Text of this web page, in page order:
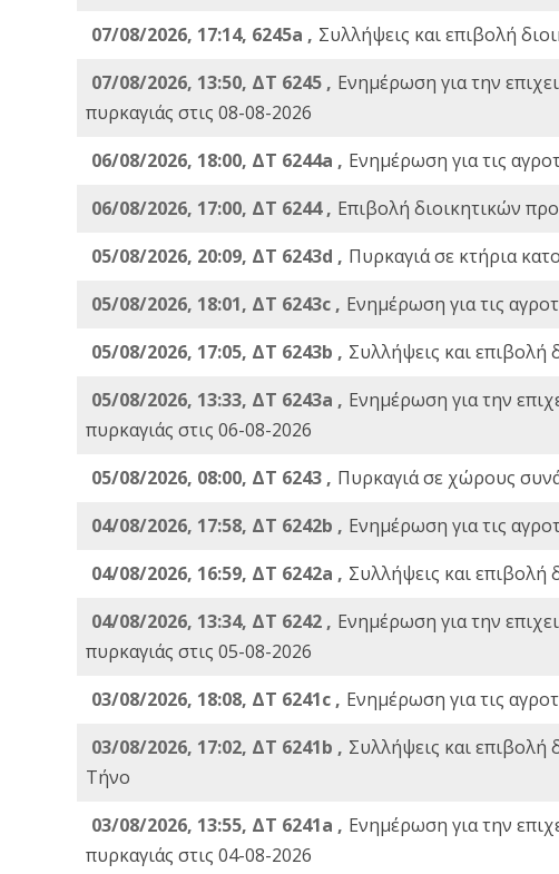
07/08/2026, 17:14, 6245a , Συλλήψεις και επιβολή
07/08/2026, 13:50, ΔΤ 6245 , Ενημέρωση για την
πυρκαγιάς στις 08-08-2026
06/08/2026, 18:00, ΔΤ 6244a , Ενημέρωση για τις
06/08/2026, 17:00, ΔΤ 6244 , Επιβολή διοικητικών
05/08/2026, 20:09, ΔΤ 6243d , Πυρκαγιά σε κτήρια
05/08/2026, 18:01, ΔΤ 6243c , Ενημέρωση για τις
05/08/2026, 17:05, ΔΤ 6243b , Συλλήψεις και επιβολή
05/08/2026, 13:33, ΔΤ 6243a , Ενημέρωση για την
πυρκαγιάς στις 06-08-2026
05/08/2026, 08:00, ΔΤ 6243 , Πυρκαγιά σε χώρους
04/08/2026, 17:58, ΔΤ 6242b , Ενημέρωση για τις
04/08/2026, 16:59, ΔΤ 6242a , Συλλήψεις και επιβολή
04/08/2026, 13:34, ΔΤ 6242 , Ενημέρωση για την
πυρκαγιάς στις 05-08-2026
03/08/2026, 18:08, ΔΤ 6241c , Ενημέρωση για τις
03/08/2026, 17:02, ΔΤ 6241b , Συλλήψεις και επιβολή
Τήνο
03/08/2026, 13:55, ΔΤ 6241a , Ενημέρωση για την
πυρκαγιάς στις 04-08-2026